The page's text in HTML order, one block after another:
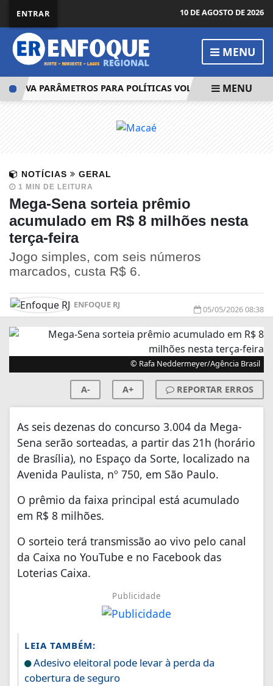
ENTRAR 10 DE AGOSTO DE 2026
MENU
PARÂMETROS PARA POLÍTICAS VOLTADAS A MENU
NOTÍCIAS GERAL
1 MIN DE LEITURA
Mega-Sena sorteia prêmio
acumulado em R$ 8 milhões nesta
terça-feira
Jogo simples, com seis números
marcados, custa R$ 6.
ENFOQUE RJ 05/05/2026 08:38
© Rafa Neddermeyer/Agência Brasil
A- A+ REPORTAR ERROS
As seis dezenas do concurso 3.004 da Mega-
Sena serão sorteadas, a partir das 21h (horário
de Brasília), no Espaço da Sorte, localizado na
Avenida Paulista, nº 750, em São Paulo.
O prêmio da faixa principal está acumulado
em R$ 8 milhões.
O sorteio terá transmissão ao vivo pelo canal
da Caixa no YouTube e no Facebook das
Loterias Caixa.
Publicidade
LEIA TAMBÉM:
Adesivo eleitoral pode levar à perda da
cobertura de seguro